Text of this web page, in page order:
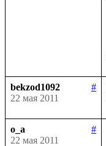
bekzod1092
#
22 мая 2011
o_a
#
22 мая 2011